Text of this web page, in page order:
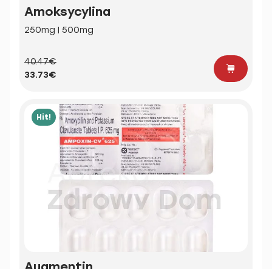
Amoksycylina
250mg | 500mg
40.47€
33.73€
Hit!